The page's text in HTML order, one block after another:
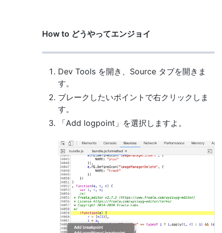
How to どうやってエンジョイ
Dev Tools を開き、Source タブを開きま
す。
ブレークしたいポイントで右クリックしま
す。
「Add logpoint」を選択しますよ。